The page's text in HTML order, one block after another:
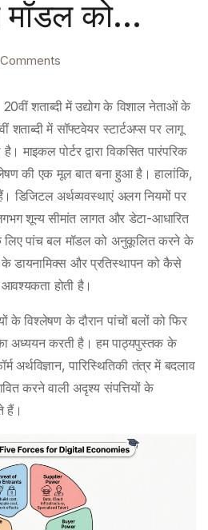
मॉडल को
20वीं शताब्दी में उद्योग के विशाल नेताओं के
शताब्दी में सॉफ्टवेयर स्टार्टअप्स पर लागू
माइकल पोर्टर द्वारा विकसित पारंपरिक
की एक मूल बात बना हुआ है। हालांकि,
डिजिटल अर्थव्यवस्थाएं अलग नियमों पर
शून्य सीमांत लागत और डेटा-आधारित
लिए पांच बल मॉडल को अनुकूलित करने के
डायनामिक्स और प्रतिस्थापन को कैसे
होती है।
के विश्लेषण के दौरान पांचों बलों को फिर
अध्ययन करती है। हम पाठ्यपुस्तक के
अर्थविज्ञान, पारिस्थितिकी तंत्र में बदलाव
करने वाली अदृश्य संपत्तियों के
हैं।